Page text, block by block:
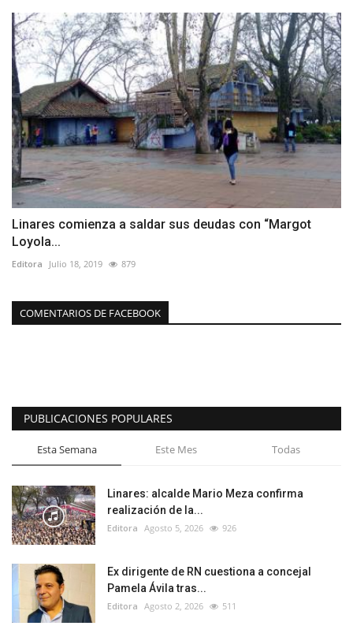
Linares comienza a saldar sus deudas con “Margot
Loyola...
Editora Julio 18, 2019 879
COMENTARIOS DE FACEBOOK
PUBLICACIONES POPULARES
Esta Semana Este Mes Todas
Linares: alcalde Mario Meza confirma
realización de la...
Editora Agosto 5, 2026 926
Ex dirigente de RN cuestiona a concejal
Pamela Ávila tras...
Editora Agosto 2, 2026 511